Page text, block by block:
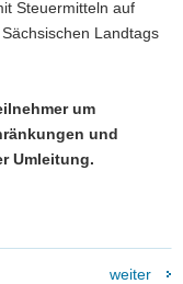
Steuermitteln auf
Landtags
um
und
Umleitung.
weiter